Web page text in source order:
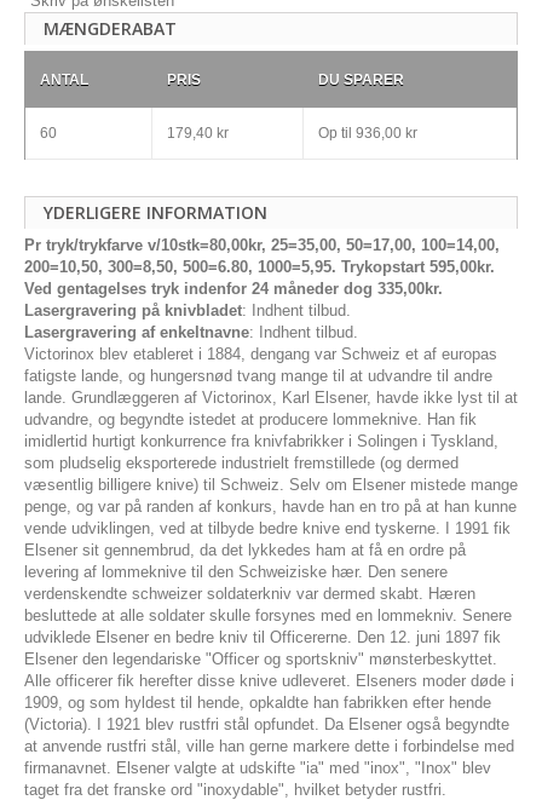
MÆNGDERABAT
ANTAL PRIS DU SPARER
60 179,40 kr Op til 936,00 kr
YDERLIGERE INFORMATION
Pr tryk/trykfarve v/10stk=80,00kr, 25=35,00, 50=17,00, 100=14,00,
200=10,50, 300=8,50, 500=6.80, 1000=5,95. Trykopstart 595,00kr.
Ved gentagelses tryk indenfor 24 måneder dog 335,00kr.
Lasergravering på knivbladet: Indhent tilbud.
Lasergravering af enkeltnavne: Indhent tilbud.
Victorinox blev etableret i 1884, dengang var Schweiz et af europas
fatigste lande, og hungersnød tvang mange til at udvandre til andre
lande. Grundlæggeren af Victorinox, Karl Elsener, havde ikke lyst til at
udvandre, og begyndte istedet at producere lommeknive. Han fik
imidlertid hurtigt konkurrence fra knivfabrikker i Solingen i Tyskland,
som pludselig eksporterede industrielt fremstillede (og dermed
væsentlig billigere knive) til Schweiz. Selv om Elsener mistede mange
penge, og var på randen af konkurs, havde han en tro på at han kunne
vende udviklingen, ved at tilbyde bedre knive end tyskerne. I 1991 fik
Elsener sit gennembrud, da det lykkedes ham at få en ordre på
levering af lommeknive til den Schweiziske hær. Den senere
verdenskendte schweizer soldaterkniv var dermed skabt. Hæren
besluttede at alle soldater skulle forsynes med en lommekniv. Senere
udviklede Elsener en bedre kniv til Officererne. Den 12. juni 1897 fik
Elsener den legendariske "Officer og sportskniv" mønsterbeskyttet.
Alle officerer fik herefter disse knive udleveret. Elseners moder døde i
1909, og som hyldest til hende, opkaldte han fabrikken efter hende
(Victoria). I 1921 blev rustfri stål opfundet. Da Elsener også begyndte
at anvende rustfri stål, ville han gerne markere dette i forbindelse med
firmanavnet. Elsener valgte at udskifte "ia" med "inox", "Inox" blev
taget fra det franske ord "inoxydable", hvilket betyder rustfri.